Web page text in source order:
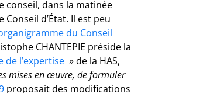
conseil, dans la matinée
d’État. Il est peu
du Conseil
CHANTEPIE préside la
l’expertise » de la HAS,
mises en œuvre, de formuler
proposait des modifications